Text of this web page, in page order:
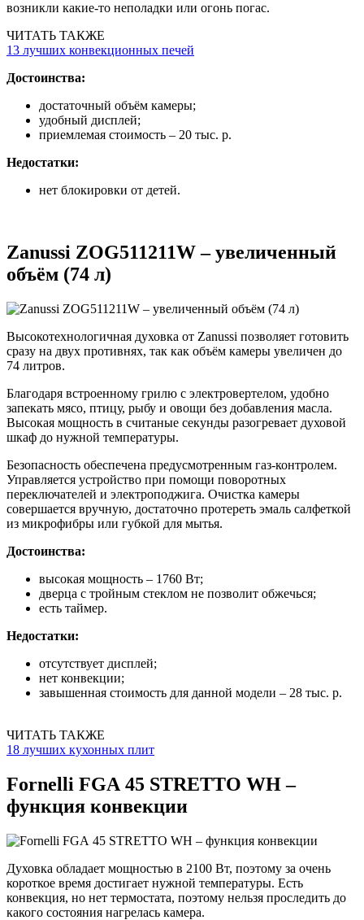
возникли какие-то неполадки или огонь погас.
ЧИТАТЬ ТАКЖЕ
13 лучших конвекционных печей
Достоинства:
достаточный объём камеры;
удобный дисплей;
приемлемая стоимость – 20 тыс. р.
Недостатки:
нет блокировки от детей.
Zanussi ZOG511211W – увеличенный
объём (74 л)
Высокотехнологичная духовка от Zanussi позволяет готовить
сразу на двух противнях, так как объём камеры увеличен до
74 литров.
Благодаря встроенному грилю с электровертелом, удобно
запекать мясо, птицу, рыбу и овощи без добавления масла.
Высокая мощность в считаные секунды разогревает духовой
шкаф до нужной температуры.
Безопасность обеспечена предусмотренным газ-контролем.
Управляется устройство при помощи поворотных
переключателей и электроподжига. Очистка камеры
совершается вручную, достаточно протереть эмаль салфеткой
из микрофибры или губкой для мытья.
Достоинства:
высокая мощность – 1760 Вт;
дверца с тройным стеклом не позволит обжечься;
есть таймер.
Недостатки:
отсутствует дисплей;
нет конвекции;
завышенная стоимость для данной модели – 28 тыс. р.
ЧИТАТЬ ТАКЖЕ
18 лучших кухонных плит
Fornelli FGА 45 STRETTO WH –
функция конвекции
Духовка обладает мощностью в 2100 Вт, поэтому за очень
короткое время достигает нужной температуры. Есть
конвекция, но нет термостата, поэтому нельзя проследить до
какого состояния нагрелась камера.